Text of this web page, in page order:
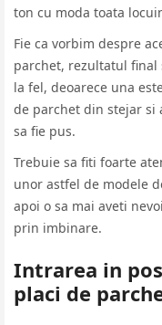
ton cu moda toata
Fie ca vorbim despre
parchet, rezultatul
la fel, deoarece una
de parchet din stejar si
sa fie pus.
Trebuie sa fiti foarte
unor astfel de modele
apoi o sa mai aveti
prin imbinare.
Intrarea in
placi de